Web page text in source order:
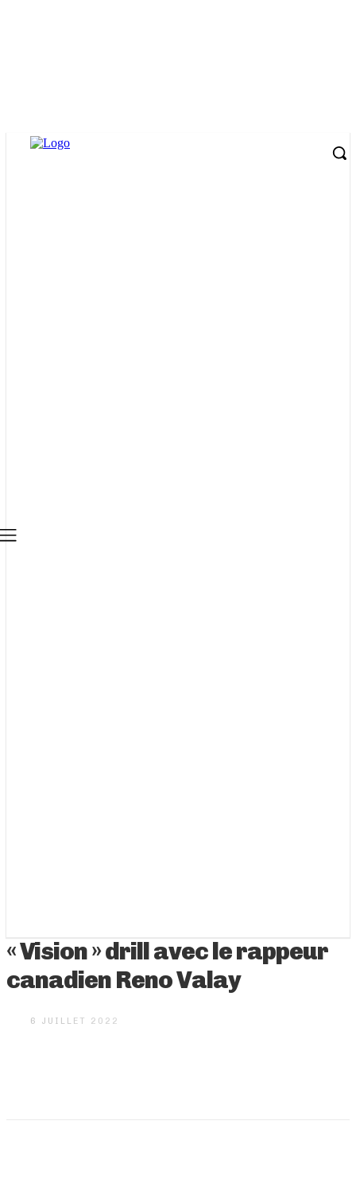
« Vision » drill avec le rappeur
canadien Reno Valay
6 JUILLET 2022